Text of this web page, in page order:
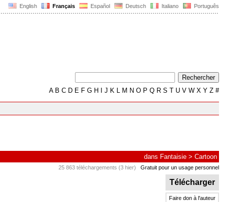
English Français Español Deutsch Italiano Português
AB C D E F G H J K L M N O P Q R S T U V W X Y Z #
dans Fantaisie > Cartoon
25 863 téléchargements (3 hier) Gratuit pour un usage personnel
Télécharger
Faire don à l'auteur